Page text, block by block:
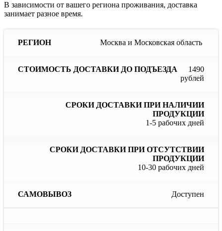
В зависимости от вашего региона проживания, доставка
занимает разное время.
Стоимость
подъезда
Сроки
наличии
продукции
Москва и Московская область
1490
рублей
1-5 рабочих дней
10-30 рабочих дней
Доступен